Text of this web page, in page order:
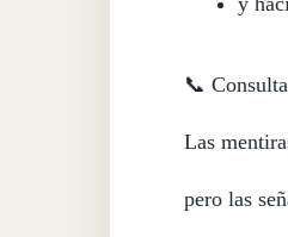
📞
Las
pero las